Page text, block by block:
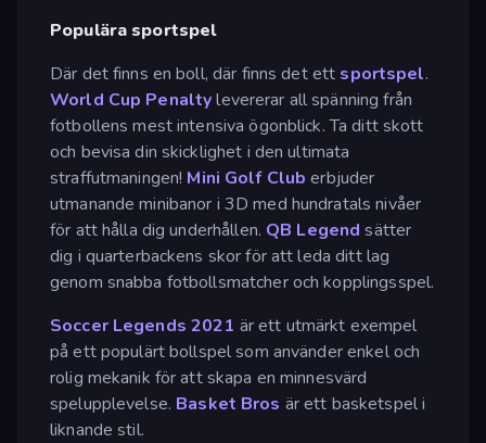
Populära sportspel
Där det finns en boll, där finns det ett sportspel.
World Cup Penaltylevererar all spänning från
fotbollens mest intensiva ögonblick. Ta ditt skott
och bevisa din skicklighet i den ultimata
straffutmaningen! Mini Golf Club erbjuder
utmanande minibanor i 3D med hundratals nivåer
för att hålla dig underhållen. QB Legend sätter
dig i quarterbackens skor för att leda ditt lag
genom snabba fotbollsmatcher och kopplingsspel.
Soccer Legends 2021 är ett utmärkt exempel
på ett populärt bollspel som använder enkel och
rolig mekanik för att skapa en minnesvärd
spelupplevelse. Basket Bros är ett basketspel i
liknande stil.